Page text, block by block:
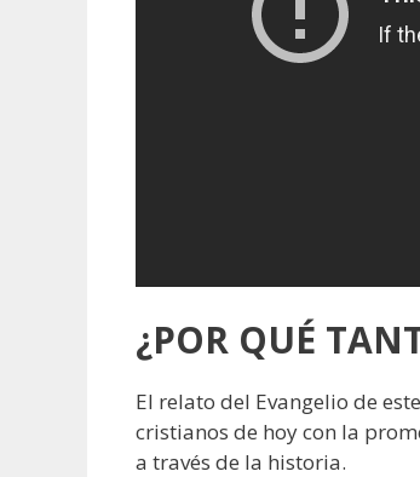
¿POR QUÉ
El relato del Evangelio de
cristianos de hoy con la
a través de la historia.